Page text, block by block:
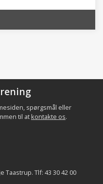
spørgsmål eller
til at kontakte os.
Taastrup. Tlf: 43 30 42 00